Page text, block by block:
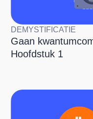
DEMYSTIFICATIE
Gaan
Hoofdstuk 1